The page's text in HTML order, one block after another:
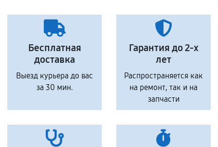
Бесплатная
доставка
Выезд курьера до вас
за 30 мин.
Гарантия до 2-х
лет
Распространяется как
на ремонт, так и на
запчасти